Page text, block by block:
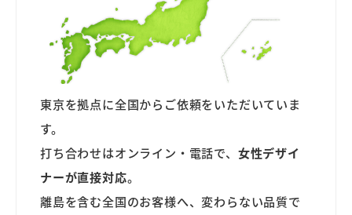
東京を拠点に全国からご依頼をいただいていま
す。
打ち合わせはオンライン・電話で、 女性デザイ
ナーが直接対応。
離島を含む全国のお客様へ、変わらない品質で